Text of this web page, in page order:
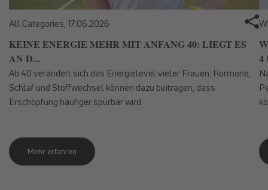
All Categories, 17.06.2026
KEINE ENERGIE MEHR MIT ANFANG 40: LIEGT ES
AN D...
Ab 40 verändert sich das Energielevel vieler Frauen. Hormone,
Schlaf und Stoffwechsel können dazu beitragen, dass
Erschöpfung häufiger spürbar wird.
Mehr erfahren
4